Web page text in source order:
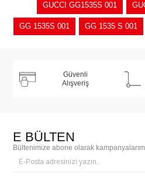
GUCCI GG1535S 001
GG 1535S 001 GG 1535 S 001
Güvenli
Alışveriş
E BÜLTEN
Bültenimize abone olarak